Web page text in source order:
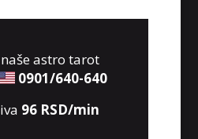
astro tarot
0901/640-640
96 RSD/min
RSD/min